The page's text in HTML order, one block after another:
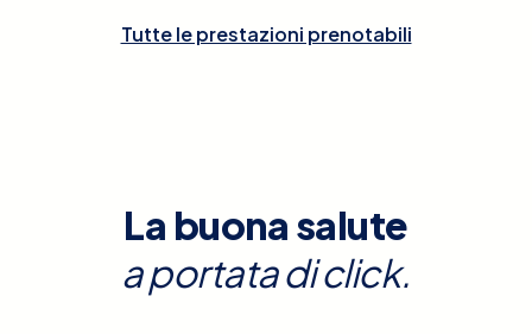
Tutte le prestazioni prenotabili
La buona salute
a portata di click.